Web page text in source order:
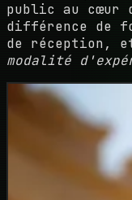
public au cœur
différence de
de réception,
modalité